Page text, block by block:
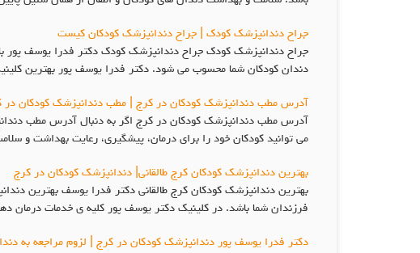
جراح دندانپزشک کودک | جراح دندانپزشک کودکان کیست
جراح دندانپزشک کودک جراح دندانپزشک کودک دکتر فدرا یوسف پور
دندان کودکان شما محسوب می شود. دکتر فدرا یوسف پور بهترین
آدرس مطب دندانپزشک کودکان در کرج | مطب دندانپزشک کودکان در
آدرس مطب دندانپزشک کودکان در کرج اگر به دنبال آدرس مطب
می توانید کودکان خود را برای درمان، پیشگیری، رعایت بهداشت و
بهترین دندانپزشک کودکان کرج طالقانی| دندانپزشک کودکان در کرج
بهترین دندانپزشک کودکان کرج طالقانی دکتر فدرا یوسف بهترین
فرزندان شما باشد. در کلینیک دکتر یوسف پور کلیه ی خدمات درمان
دکتر فدرا یوسف پور دندانپزشک کودکان در کرج | لزوم مراجعه به